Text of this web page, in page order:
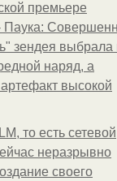
премьере
Паука:
зендея выбрала
наряд, а
высокой
то есть сетевой
неразрывно
своего